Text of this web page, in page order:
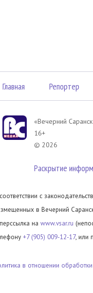
Главная Репортер
«Вечерний
16+
© 2026
Раскрытие
с
в Вечерний
на www.vsar.ru
+7 (905) 009-12-17, или
в отношении